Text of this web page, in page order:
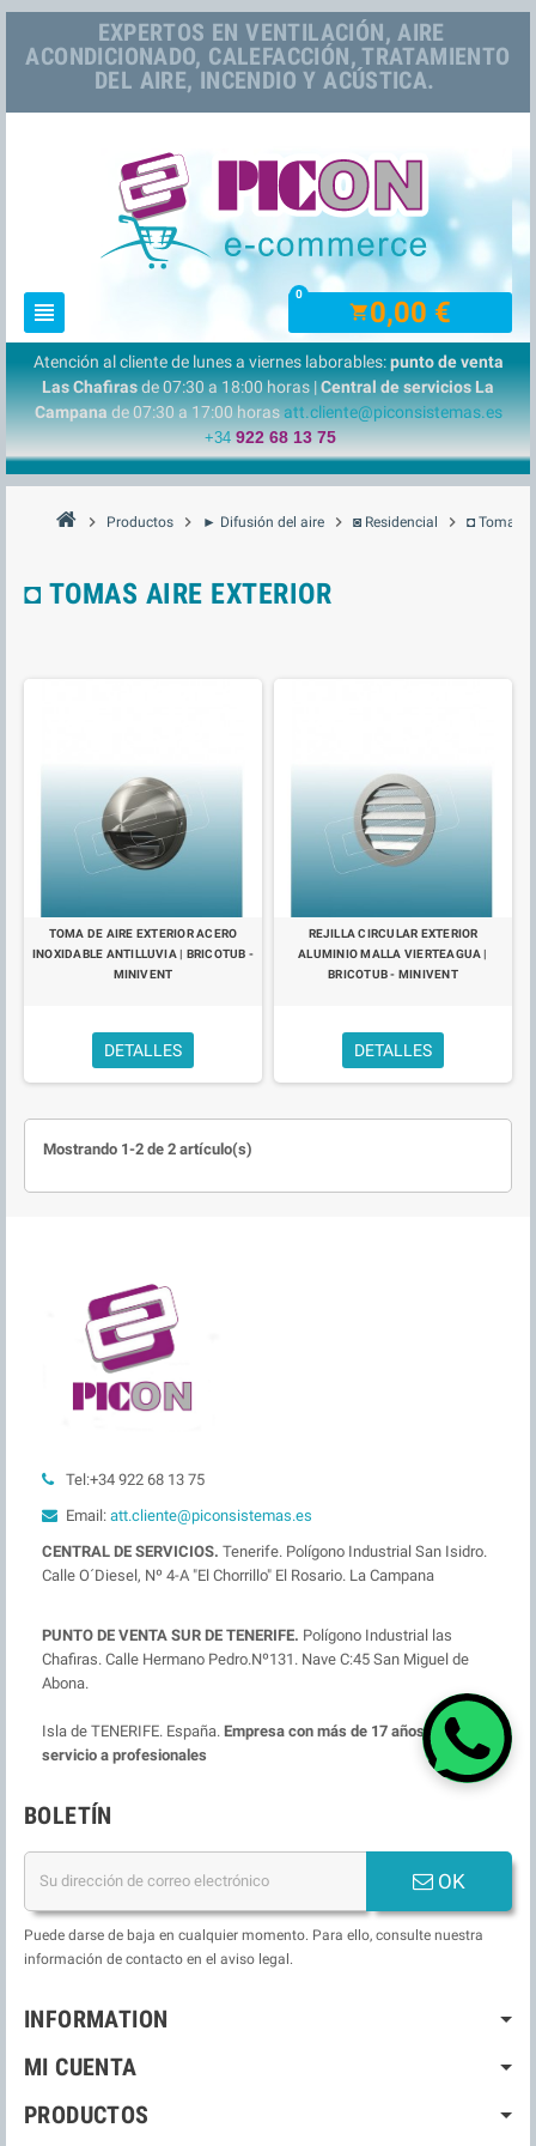
EXPERTOS EN VENTILACIÓN, AIRE
ACONDICIONADO, CALEFACCIÓN, TRATAMIENTO
DEL AIRE, INCENDIO Y ACÚSTICA.
view_headline shopping_cart0,00 €
0
Atención al cliente de lunes a viernes laborables:punto de venta
Las Chafirasde 07:30 a 18:00 horas |Central de servicios La
Campanade 07:30 a 17:00 horasatt.cliente@piconsistemas.es
+34 922 68 13 75
chevron_right Productos chevron_right ► Difusión del aire chevron_right ◙ Residencial chevron_right ◘ Tomas
◘ TOMAS AIRE EXTERIOR
TOMA DE AIRE EXTERIOR ACERO
INOXIDABLE ANTILLUVIA | BRICOTUB -
MINIVENT
DETALLES
REJILLA CIRCULAR EXTERIOR
ALUMINIO MALLA VIERTEAGUA |
BRICOTUB - MINIVENT
DETALLES
Mostrando 1-2 de 2 artículo(s)
Tel:+34 922 68 13 75
Email: att.cliente@piconsistemas.es
CENTRAL DE SERVICIOS. Tenerife. Polígono Industrial San Isidro.
Calle O´Diesel, Nº 4-A "El Chorrillo" El Rosario. La Campana
PUNTO DE VENTA SUR DE TENERIFE. Polígono Industrial las
Chafiras. Calle Hermano Pedro.Nº131. Nave C:45 San Miguel de
Abona.
Isla de TENERIFE. España. Empresa con más de 17 años ofreciendo
servicio a profesionales
BOLETÍN
OK
Puede darse de baja en cualquier momento. Para ello, consulte nuestra
información de contacto en el aviso legal.
INFORMATION
MI CUENTA
PRODUCTOS